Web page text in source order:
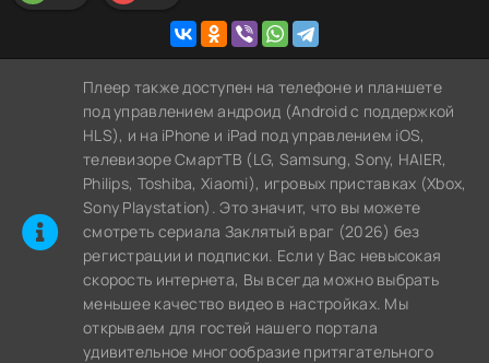
Плеер также доступен на телефоне и планшете
под управлением андроид (Android с поддержкой
HLS), и на iPhone и iPad под управлением iOS,
телевизоре СмартТВ (LG, Samsung, Sony, HAIER,
Philips, Toshiba, Xiaomi), игровых приставках (Xbox,
Sony Playstation). Это значит, что вы можете
cмотреть сериала Заклятый враг (2026) без
регистрации и подписки. Если у Вас невысокая
скорость интернета, Вы всегда можно выбрать
меньшее качество видео в настройках. Мы
открываем для гостей нашего портала
удивительное многообразие притягательного